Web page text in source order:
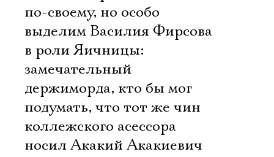
по-своему, но особо
выделим Василия Фирсова
в роли Яичницы:
замечательный
держиморда, кто бы мог
подумать, что тот же чин
коллежского асессора
носил Акакий Акакиевич